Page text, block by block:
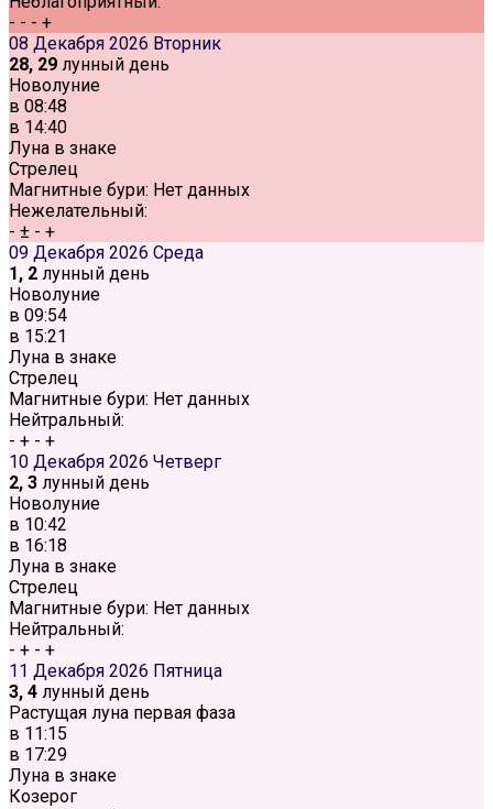
- - - +
08 Декабря 2026 Вторник
28, 29 лунный день
Новолуние
в 08:48
в 14:40
Луна в знаке
Стрелец
Магнитные бури: Нет данных
Нежелательный:
- ± - +
09 Декабря 2026 Среда
1, 2 лунный день
Новолуние
в 09:54
в 15:21
Луна в знаке
Стрелец
Магнитные бури: Нет данных
Нейтральный:
- + - +
10 Декабря 2026 Четверг
2, 3 лунный день
Новолуние
в 10:42
в 16:18
Луна в знаке
Стрелец
Магнитные бури: Нет данных
Нейтральный:
- + - +
11 Декабря 2026 Пятница
3, 4 лунный день
Растущая луна первая фаза
в 11:15
в 17:29
Луна в знаке
Козерог